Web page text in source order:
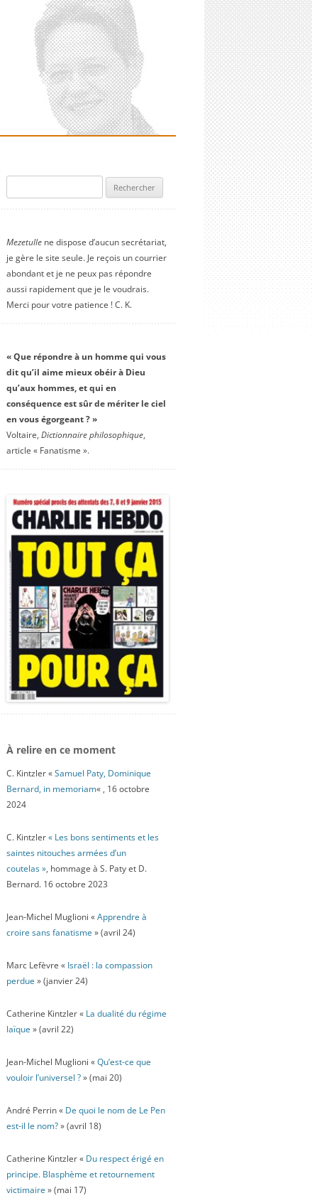
Mezetullene dispose d’aucun secrétariat,
je gère le site seule. Je reçois un courrier
abondant et je ne peux pas répondre
aussi rapidement que je le voudrais.
Merci pour votre patience ! C. K.
« Que répondre à un homme qui vous
dit qu’il aime mieux obéir à Dieu
qu’aux hommes, et qui en
conséquence est sûr de mériter le ciel
en vous égorgeant ? »
Voltaire, Dictionnaire philosophique,
article « Fanatisme ».
À relire en ce moment
C. Kintzler «Samuel Paty, Dominique
Bernard, in memoriam« , 16 octobre
2024
C. Kintzler« Les bons sentiments et les
saintes nitouches armées d’un
coutelas », hommage à S. Paty et D.
Bernard. 16 octobre 2023
Jean-Michel Muglioni «Apprendre à
croire sans fanatisme » (avril 24)
Marc Lefèvre « Israël : la compassion
perdue » (janvier 24)
Catherine Kintzler « La dualité du régime
laïque » (avril 22)
Jean-Michel Muglioni «Qu’est-ce que
vouloir l’universel ?» (mai 20)
André Perrin « De quoi le nom de Le Pen
est-il le nom?» (avril 18)
Catherine Kintzler « Du respect érigé en
principe. Blasphème et retournement
victimaire » (mai 17)